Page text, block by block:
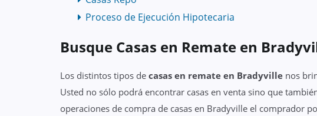
Proceso de Ejecución Hipotecaria
Busque Casas en Remate en
Los distintos tipos de casas en remate en Bradyville nos
Usted no sólo podrá encontrar casas en venta sino que
operaciones de compra de casas en Bradyville el comprador